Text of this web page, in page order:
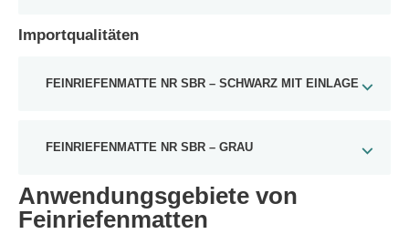
Importqualitäten
FEINRIEFENMATTE NR SBR – SCHWARZ MIT EINLAGE
FEINRIEFENMATTE NR SBR – GRAU
Anwendungsgebiete von
Feinriefenmatten